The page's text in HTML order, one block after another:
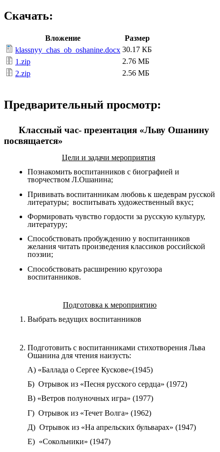
Скачать:
Вложение
Размер
klassnyy_chas_ob_oshanine.docx 30.17 КБ
1.zip
2.76 МБ
2.zip
2.56 МБ
Предварительный просмотр:
Классный час- презентация «Льву Ошанину
посвящается»
Цели и задачи мероприятия
Познакомить воспитанников с биографией и
творчеством Л.Ошанина;
Прививать воспитанникам любовь к шедеврам русской
литературы; воспитывать художественный вкус;
Формировать чувство гордости за русскую культуру,
литературу;
Способствовать пробуждению у воспитанников
желания читать произведения классиков российской
поэзии;
Способствовать расширению кругозора
воспитанников.
Подготовка к мероприятию
Выбрать ведущих воспитанников
Подготовить с воспитанниками стихотворения Льва
Ошанина для чтения наизусть:
А) «Баллада о Сергее Кускове»(1945)
Б) Отрывок из «Песня русского сердца» (1972)
В) «Ветров полуночных игра» (1977)
Г) Отрывок из «Течет Волга» (1962)
Д) Отрывок из «На апрельских бульварах» (1947)
Е) «Сокольники» (1947)